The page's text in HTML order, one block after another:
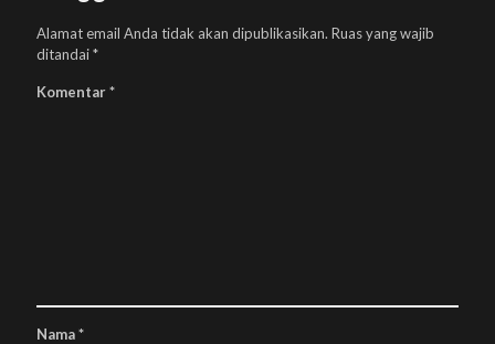
Alamat email Anda tidak akan dipublikasikan. Ruas yang wajib
ditandai*
Komentar*
Nama*